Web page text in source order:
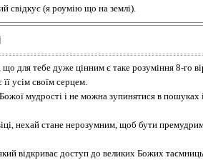
свідкує (я роумію що на землі).
тебе дуже цінним є таке розуміння 8-го
усім своїм серцем.
мудрості і не можна зупинятися в пошуках
нехай стане нерозумним, щоб бути
відкриває доступ до великих Божих